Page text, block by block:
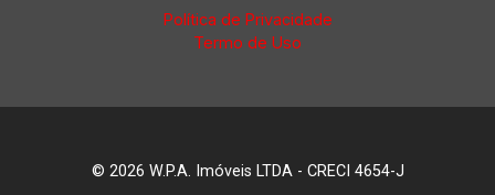
Política de Privacidade
Termo de Uso
© 2026 W.P.A. Imóveis LTDA - CRECI 4654-J